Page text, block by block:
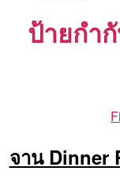
ป้ายกำ
จาน Dinner